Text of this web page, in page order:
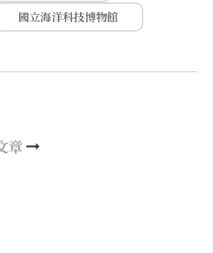
國立海洋科技博物館
章